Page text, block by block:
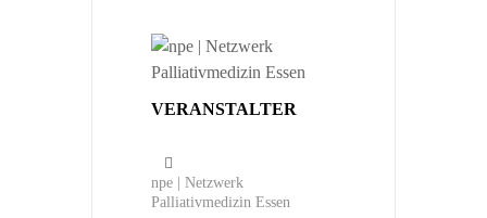
VERANSTALTER
npe | Netzwerk
Palliativmedizin Essen